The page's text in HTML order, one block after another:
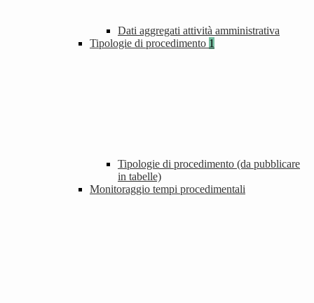
Dati aggregati attività amministrativa
Tipologie di procedimento 1
Tipologie di procedimento (da pubblicare
in tabelle)
Monitoraggio tempi procedimentali